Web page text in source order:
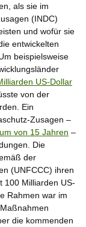
als sie im
(INDC)
und wofür sie
entwickelten
beispielsweise
US-Dollar
von der
Ein
Zusagen –
von 15 Jahren –
Die
der
(UNFCCC) ihren
100 Milliarden US-
Rahmen war im
die kommenden